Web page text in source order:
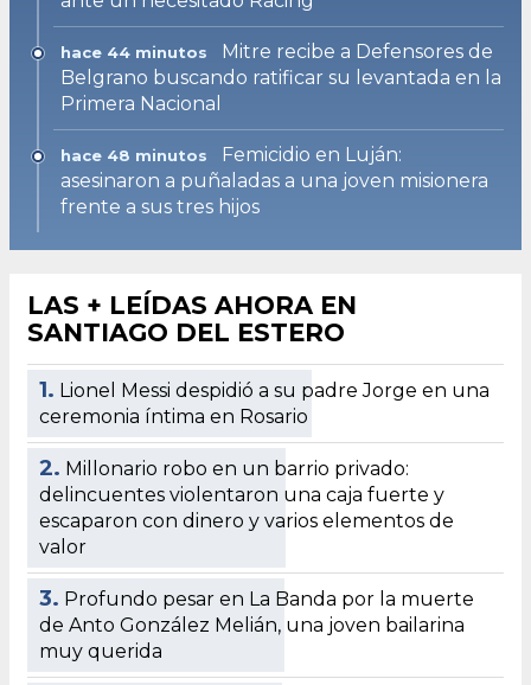
hace 44 minutos
Mitre recibe a Defensores de
Belgrano buscando ratificar su levantada en la
Primera Nacional
hace 48 minutos
Femicidio en Luján:
asesinaron a puñaladas a una joven misionera
frente a sus tres hijos
LAS + LEÍDAS AHORA EN
SANTIAGO DEL ESTERO
1. Lionel Messi despidió a su padre Jorge en una
ceremonia íntima en Rosario
2. Millonario robo en un barrio privado:
delincuentes violentaron una caja fuerte y
escaparon con dinero y varios elementos de
valor
3. Profundo pesar en La Banda por la muerte
de Anto González Melián, una joven bailarina
muy querida